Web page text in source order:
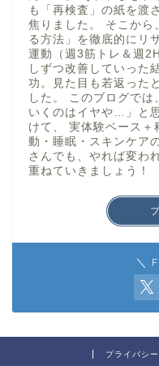
も「再検査」の紙を渡
焦りました。 そこから
る方法」を徹底的にリ
運動（週3筋トレ＆週
しずつ改善していった
功。見た目も若返った
した。 このブログで
いくのはイヤや…」と
けて、 実体験ベース＋
動・睡眠・スキンケア
さんでも、やれば変わ
重ねていきましょう！
＼
プライバシ